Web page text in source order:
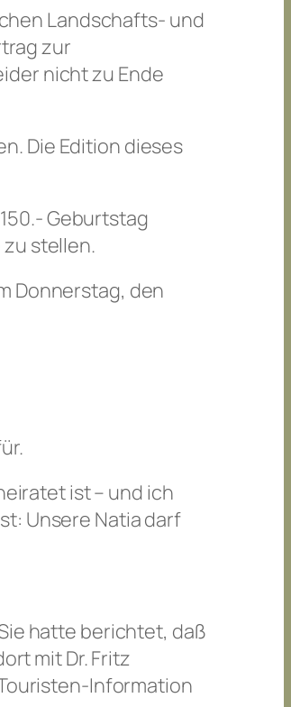
Landschafts- und
zur
nicht zu Ende
Die Edition dieses
Geburtstag
stellen.
Donnerstag, den
ist – und ich
Unsere Natia darf
hatte berichtet, daß
mit Dr. Fritz
Information